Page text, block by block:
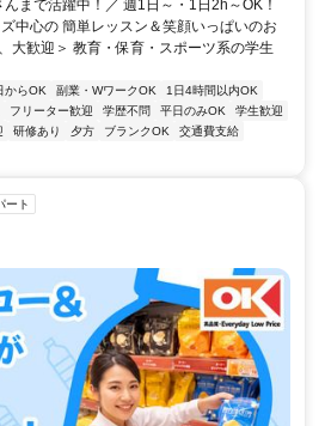
まで活躍中！／ 週1日～・1日2h～OK！
中心の 簡単レッスン＆笑顔いっぱいのお
大歓迎＞ 教育・保育・スポーツ系の学生
からOK 副業・WワークOK
1日4時間以内OK
フリーター歓迎 学歴不問 平日のみOK
学生歓迎
研修あり 夕方 ブランクOK
交通費支給
ート